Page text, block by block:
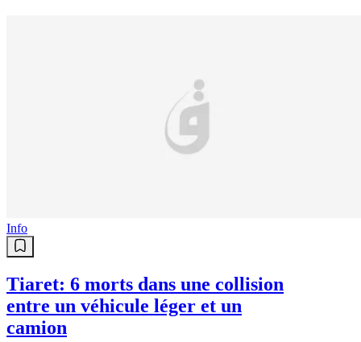
Info
Tiaret: 6 morts dans une collision
entre un véhicule léger et un
camion